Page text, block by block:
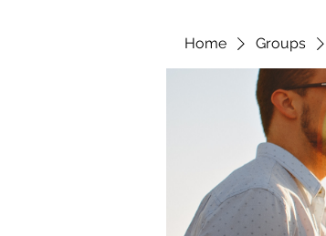
Home Groups